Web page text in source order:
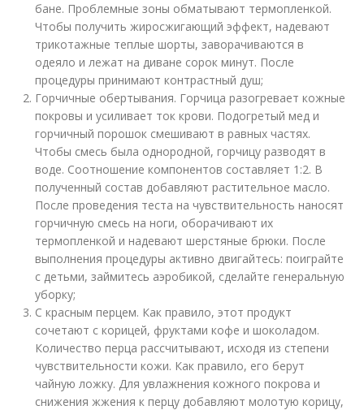
бане. Проблемные зоны обматывают термопленкой.
Чтобы получить жиросжигающий эффект, надевают
трикотажные теплые шорты, заворачиваются в
одеяло и лежат на диване сорок минут. После
процедуры принимают контрастный душ;
Горчичные обертывания. Горчица разогревает кожные
покровы и усиливает ток крови. Подогретый мед и
горчичный порошок смешивают в равных частях.
Чтобы смесь была однородной, горчицу разводят в
воде. Соотношение компонентов составляет 1:2. В
полученный состав добавляют растительное масло.
После проведения теста на чувствительность наносят
горчичную смесь на ноги, оборачивают их
термопленкой и надевают шерстяные брюки. После
выполнения процедуры активно двигайтесь: поиграйте
с детьми, займитесь аэробикой, сделайте генеральную
уборку;
С красным перцем. Как правило, этот продукт
сочетают с корицей, фруктами кофе и шоколадом.
Количество перца рассчитывают, исходя из степени
чувствительности кожи. Как правило, его берут
чайную ложку. Для увлажнения кожного покрова и
снижения жжения к перцу добавляют молотую корицу,